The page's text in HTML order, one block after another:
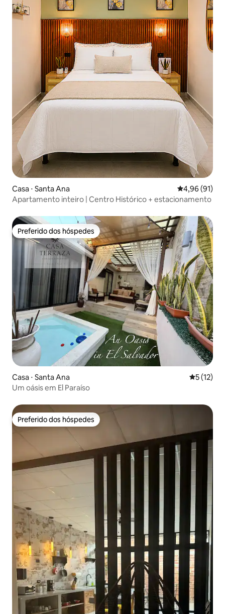
Casa ⋅ Santa Ana 4,96 de uma
4,96 (91)
Apartamento inteiro | Centro Histórico + estacionamento
Preferido dos hóspedes
Preferido dos hóspedes
Casa ⋅ Santa Ana 5 de uma
5 (12)
Um oásis em El Paraíso
Preferido dos hóspedes
Preferido dos hóspedes